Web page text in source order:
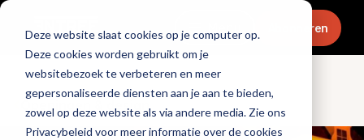
Deze website slaat cookies op je computer op.
Deze cookies worden gebruikt om je
websitebezoek te verbeteren en meer
gepersonaliseerde diensten aan je aan te bieden,
zowel op deze website als via andere media. Zie ons
Privacybeleid voor meer informatie over de cookies
Menu Abonneren
Openingen & design